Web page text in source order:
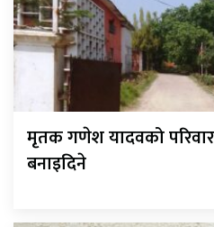
मृतक गणेश यादवको
बनाइदिने